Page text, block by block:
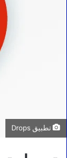
تطبيق Drops